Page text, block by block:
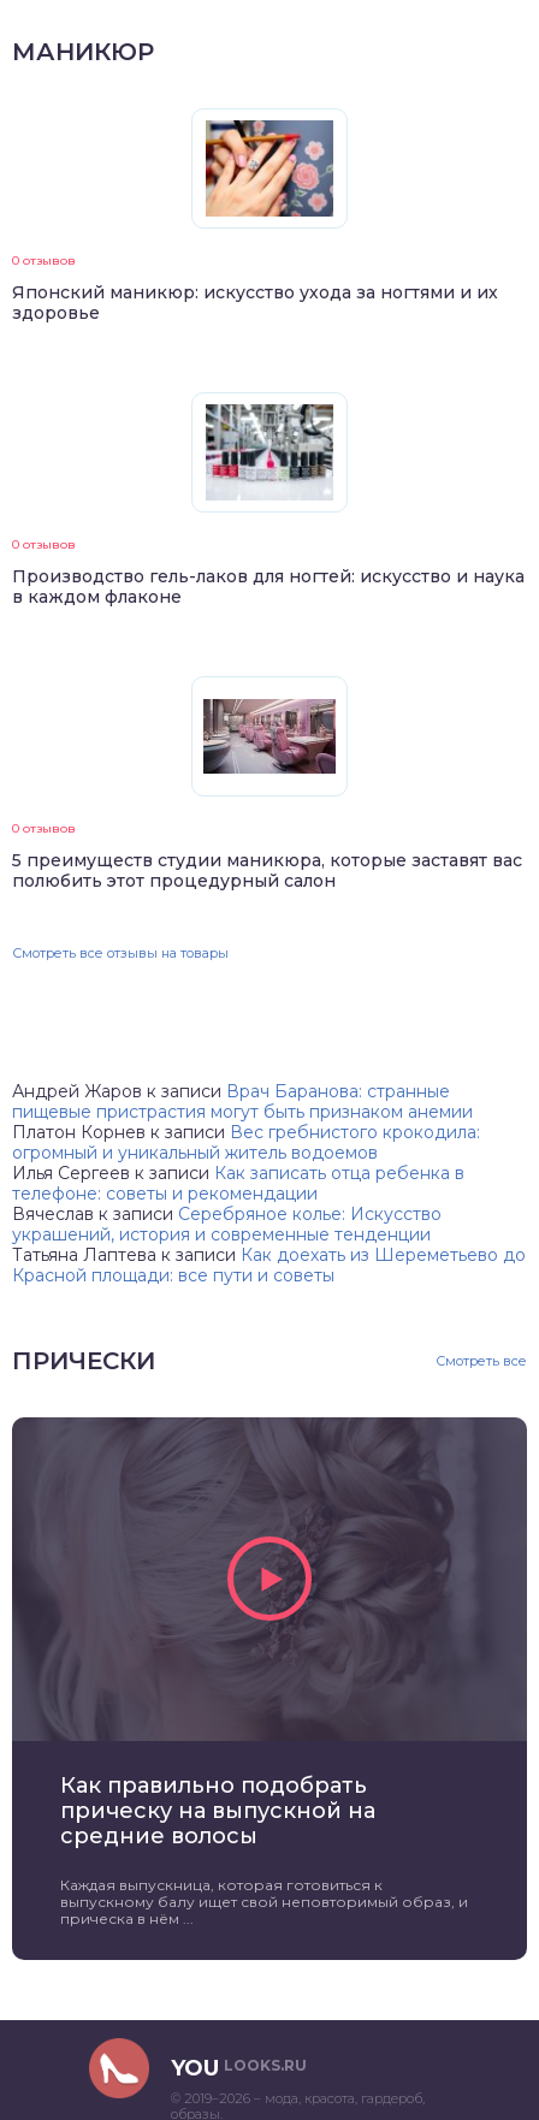
МАНИКЮР
0 отзывов
Японский маникюр: искусство ухода за ногтями и их
здоровье
0 отзывов
Производство гель-лаков для ногтей: искусство и наука
в каждом флаконе
0 отзывов
5 преимуществ студии маникюра, которые заставят вас
полюбить этот процедурный салон
Смотреть все отзывы на товары
Андрей Жаров к записи Врач Баранова: странные
пищевые пристрастия могут быть признаком анемии
Платон Корнев к записи Вес гребнистого крокодила:
огромный и уникальный житель водоемов
Илья Сергеев к записи Как записать отца ребенка в
телефоне: советы и рекомендации
Вячеслав к записи Серебряное колье: Искусство
украшений, история и современные тенденции
Татьяна Лаптева к записи Как доехать из Шереметьево до
Красной площади: все пути и советы
ПРИЧЕСКИ Смотреть все
Как правильно подобрать
прическу на выпускной на
средние волосы
Каждая выпускница, которая готовиться к
выпускному балу ищет свой неповторимый образ, и
прическа в нём ...
YOU LOOKS.RU
© 2019–2026 – мода, красота, гардероб,
образы.